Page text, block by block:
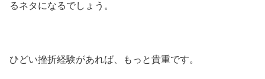
るネタになるでしょう。
ひどい挫折経験があれば、もっと貴重です。